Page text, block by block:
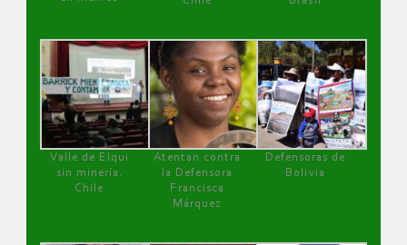
Valle de Elqui
sin minería.
Chile
Atentan contra
la Defensora
Francisca
Márquez
Defensoras de
Bolivia